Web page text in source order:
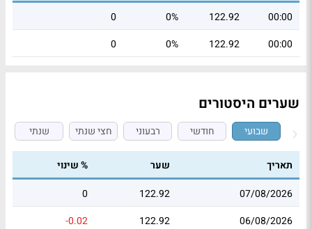
00:00
122.92
0%
0
00:00
122.92
0%
0
שערים היסטורים
שבועי חודשי רבעוני חצי שנתי שנתי
תאריך שער
% שינוי
07/08/2026
122.92
0
06/08/2026
122.92
-0.02